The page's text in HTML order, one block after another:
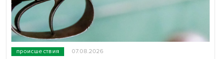
происшествия 07.08.2026